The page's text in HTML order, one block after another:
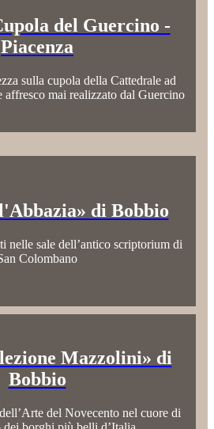
del Guercino -
Piacenza
sulla cupola della Cattedrale ad
affresco mai realizzato dal Guercino
di Bobbio
nelle sale dell’antico scriptorium di
Colombano
Mazzolini» di
Bobbio
del Novecento nel cuore di